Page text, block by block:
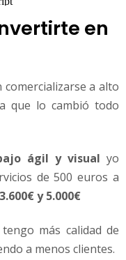
en
a alto
que lo cambió todo
ágil y visual yo
de 500 euros a
y 5.000€
más calidad de
a menos clientes.